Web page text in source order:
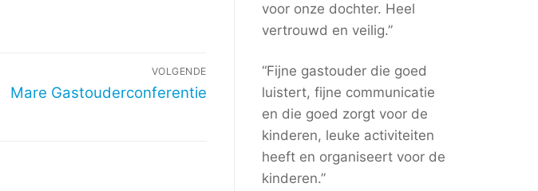
VOLGENDE
Volgend
Mare Gastouderconferentie
voor onze dochter. Heel
vertrouwd en veilig.”
“Fijne gastouder die goed
luistert, fijne communicatie
en die goed zorgt voor de
kinderen, leuke activiteiten
heeft en organiseert voor de
kinderen.”